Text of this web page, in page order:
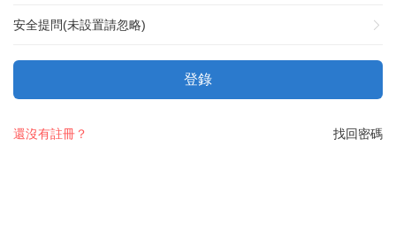
安全提問(未設置請忽略)
登錄
找回密碼
還沒有註冊？